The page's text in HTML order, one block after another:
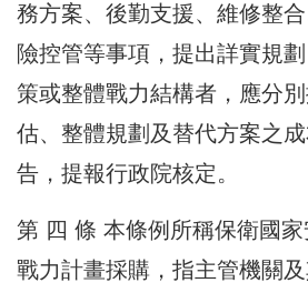
務方案、後勤支援、維修整
險控管等事項，提出詳實規
策或整體戰力結構者，應分
估、整體規劃及替代方案之
告，提報行政院核定。
第 四 條 本條例所稱保衛國
戰力計畫採購，指主管機關